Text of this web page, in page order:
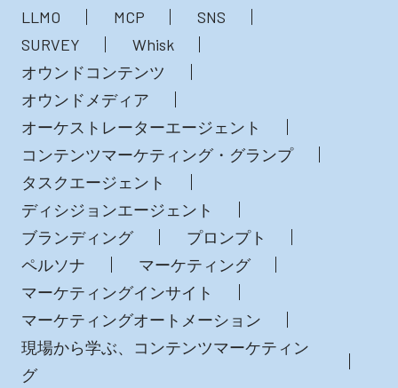
LLMO
MCP
SNS
SURVEY
Whisk
オウンドコンテンツ
オウンドメディア
オーケストレーターエージェント
コンテンツマーケティング・グランプ
タスクエージェント
ディシジョンエージェント
ブランディング
プロンプト
ペルソナ
マーケティング
マーケティングインサイト
マーケティングオートメーション
現場から学ぶ、コンテンツマーケティン
グ